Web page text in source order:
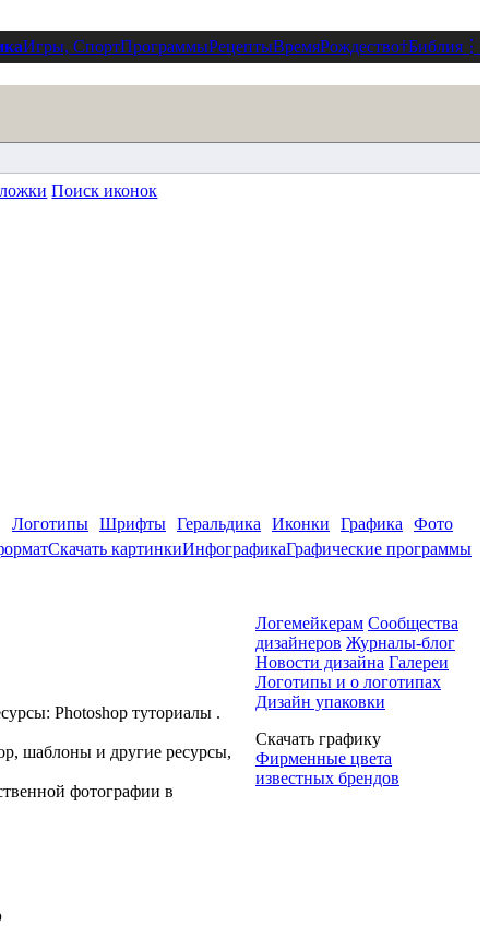
Игры, СпортПрограммыРецептыВремяРождество†Библия ⋮
Логотипы Шрифты Геральдика Иконки Графика Фото
Скачать картинкиИнфографикаГрафические программы
Поиск иконок
Photoshop туториалы .
шаблоны и другие ресурсы,
фотографии в
Логемейкерам Сообщества
дизайнеров Журналы-блог
Новости дизайна Галереи
Логотипы и о логотипах
Дизайн упаковки
Скачать графику
Фирменные цвета
известных брендов